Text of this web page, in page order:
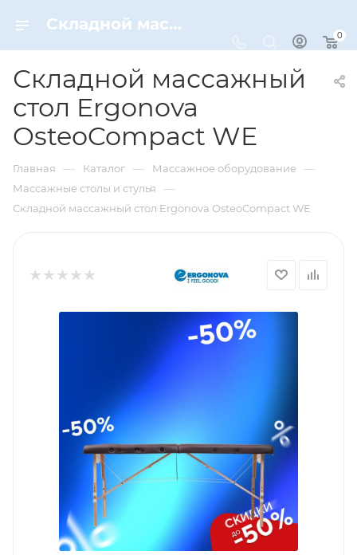
Складной массажный стол Ergonova OsteoCompact WE – купить по цене 24000 руб. в интернет-магазине Dynamic-Sport
0
Складной массажный
стол Ergonova
OsteoCompact WE
Главная — Каталог — Массажное оборудование —
Массажные столы и стулья —
Складной массажный стол Ergonova OsteoCompact WE